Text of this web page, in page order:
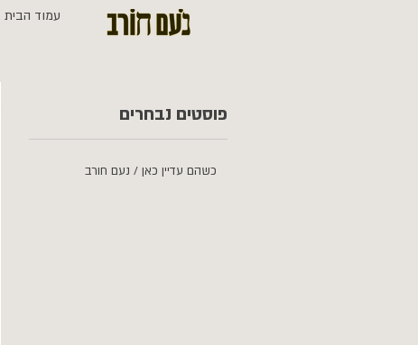
עמוד הבית
פוסטים נבחרים
כשהם עדיין כאן / נעם חורב